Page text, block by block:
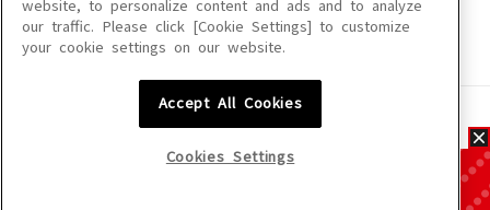
楽曲及びコンテンツは、機種によりご利用いただけない場合があります。
楽曲及びコンテンツの配信日、配信内容が変更になる場合があります。
website, to personalize content and ads and to analyze
our traffic. Please click [Cookie Settings] to customize
your cookie settings on our website.
Accept All Cookies
Cookies Settings